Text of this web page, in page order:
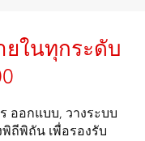
ในทุกระดับ
ออกแบบ, วางระบบ
ถีพิถัน เพื่อรองรับ